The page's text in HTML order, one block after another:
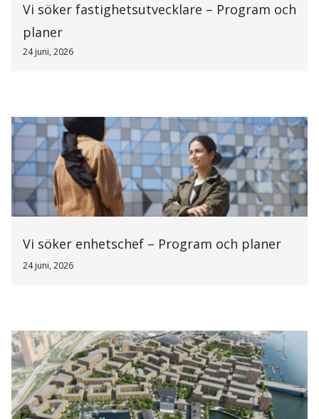
Vi söker fastighetsutvecklare – Program och
planer
24 juni, 2026
Vi söker enhetschef – Program och planer
24 juni, 2026